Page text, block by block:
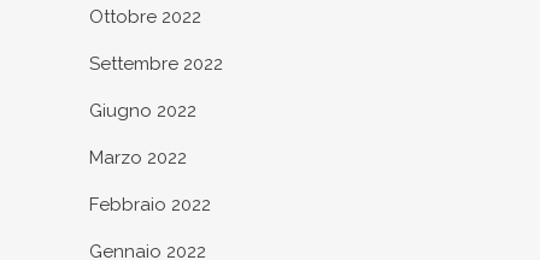
Ottobre 2022
Settembre 2022
Giugno 2022
Marzo 2022
Febbraio 2022
Gennaio 2022